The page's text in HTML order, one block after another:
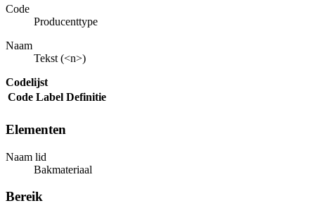
Code
Producenttype
Naam
Tekst (<n>)
Codelijst
Code Label Definitie
Elementen
Naam lid
Bakmateriaal
Bereik